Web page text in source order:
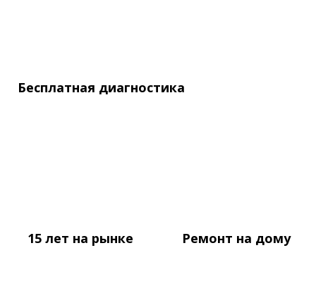
Бесплатная диагностика
15 лет на рынке Ремонт на дому